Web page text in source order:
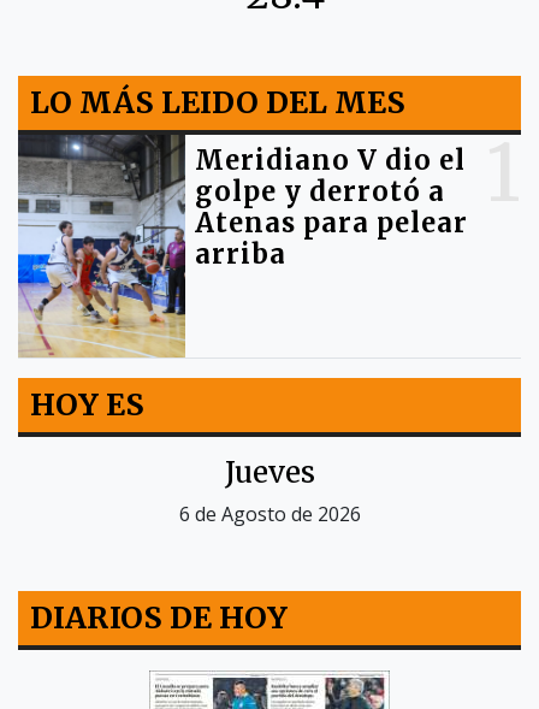
LO MÁS LEIDO DEL MES
Meridiano V dio el
golpe y derrotó a
Atenas para pelear
arriba
HOY ES
Jueves
6 de Agosto de 2026
DIARIOS DE HOY